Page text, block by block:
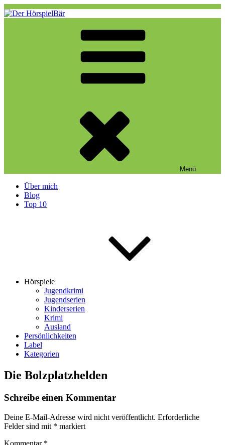
Zum
Inhalt
Eine weitere WordPress-Website
Menü
Über mich
Blog
Top 10
Hörspiele
Jugendkrimi
Jugendserien
Kinderserien
Krimi
Ausland
Persönlichkeiten
Label
Kategorien
Die Bolzplatzhelden
Schreibe einen Kommentar
Deine E-Mail-Adresse wird nicht veröffentlicht. Erforderliche
Felder sind mit * markiert
Kommentar *